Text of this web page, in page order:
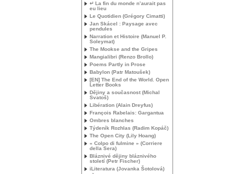
↵ La fin du monde n’aurait pas
eu lieu
Le Quotidien (Grégory Cimatti)
Jan Skácel : Paysage avec
pendules
Narration et Histoire (Manuel P.
Soleymat)
The Mookse and the Gripes
Mangialibri (Renzo Brollo)
Poems Partly in Prose
Babylon (Patr Matoušek)
[EN] The End of the World. Open
Letter Books
Dějiny a současnost (Michal
Svatoš)
Libération (Alain Dreyfus)
François Rabelais: Gargantua
Ombres blanches
Týdeník Rozhlas (Radim Kopáč)
The Open City (Lily Hoang)
« Colpo di fulmine » (Corriere
della Sera)
Bláznivé dějiny bláznivého
století (Petr Fischer)
iLiteratura (Jovanka Šotolová)